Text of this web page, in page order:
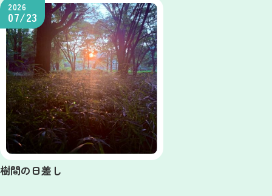
樹間の日差し
2026
07/23